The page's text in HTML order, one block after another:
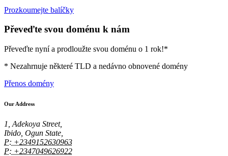
Prozkoumejte balíčky
Převeďte svou doménu k nám
Převeďte nyní a prodloužte svou doménu o 1 rok!*
* Nezahrnuje některé TLD a nedávno obnovené domény
Přenos domény
Our Address
1, Adekoya Street,
Ibido, Ogun State,
P: +2349152630963
P: +2347049626922